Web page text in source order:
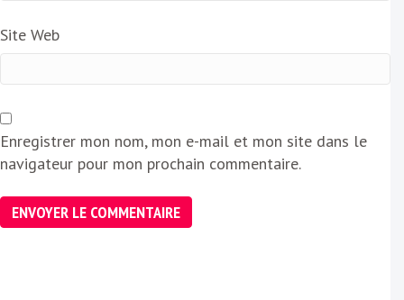
Site Web
Enregistrer mon nom, mon e-mail et mon site dans le
navigateur pour mon prochain commentaire.